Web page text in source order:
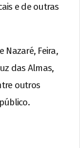
e de outras
Nazaré, Feira,
das Almas,
outros